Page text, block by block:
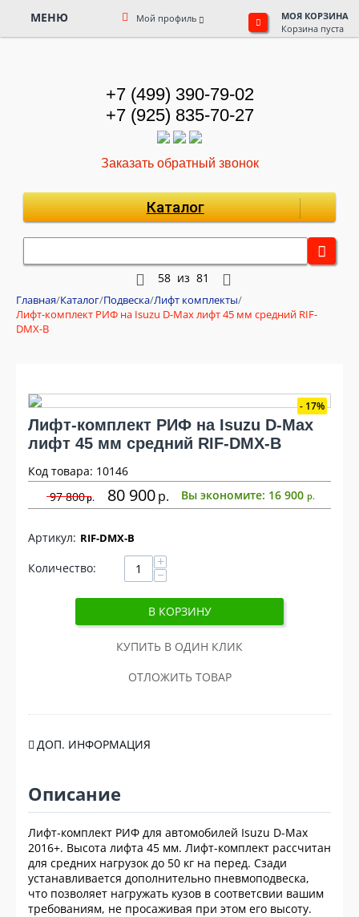
МЕНЮ Мой профиль
МОЯ КОРЗИНА
Корзина пуста
+7 (499) 390-79-02
+7 (925) 835-70-27
Заказать обратный звонок
Каталог
Главная/Каталог/Подвеска/Лифт комплекты/
Лифт-комплект РИФ на Isuzu D-Max лифт 45 мм средний RIF-
DMX-B
58 из 81
17%
Лифт-комплект РИФ на Isuzu D-Max
лифт 45 мм средний RIF-DMX-B
Код товара: 10146
97 800р 80 900 р Вы экономите: 16 900 р
RIF-DMX-B
Количество: +
−
В КОРЗИНУ
КУПИТЬ В ОДИН КЛИК
ОТЛОЖИТЬ ТОВАР
ДОП. ИНФОРМАЦИЯ
Описание
Лифт-комплект РИФ для автомобилей Isuzu D-Max
2016+. Высота лифта 45 мм. Лифт-комплект рассчитан
для средних нагрузок до 50 кг на перед. Сзади
устанавливается дополнительно пневмоподвеска,
что позволяет нагружать кузов в соответсвии вашим
требованиям, не просаживая при этом его высоту.